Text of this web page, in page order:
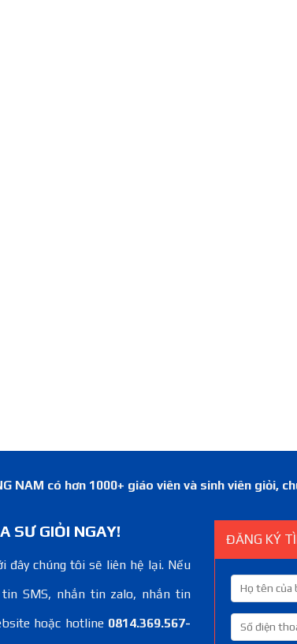
NAM có hơn 1000+ giáo viên và sinh viên giỏi,
SƯ GIỎI NGAY!
đây chúng tôi sẽ liên hệ lại. Nếu
SMS, nhắn tin zalo, nhắn tin
hoặc hotline 0814.369.567-
ĐĂNG KÝ